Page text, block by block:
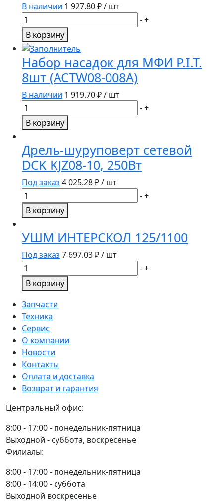
В наличии 1 927.80₽ / шт
Количество
товара
Набор
насадок
для
МФИ
P.I.T.
17шт
(ACTW08-
017A)
-+
В корзину
Набор насадок для МФИ P.I.T.
8шт (ACTW08-008A)
В наличии 1 919.70₽ / шт
Количество
товара
Набор
для
МФИ
P.I.T.
8шт
(ACTW08-
008A)
-+
В корзину
Дрель-шуруповерт сетевой
DCK KJZ08-10, 250Вт
Под заказ 4 025.28₽ / шт
Количество
товара
Дрель-
сетевой
DCK
KJZ08-
10,
250Вт
-+
В корзину
УШМ ИНТЕРСКОЛ 125/1100
Под заказ 7 697.03₽ / шт
Количество
товара
УШМ
ИНТЕРСКОЛ
125/1100
-+
В корзину
Запчасти
Техника
Сервис
О компании
Новости
Контакты
Оплата и доставка
Возврат и гарантия
Центральный офис:
8:00 - 17:00 - понедельник-пятница
Выходной - суббота, воскресенье
Филиалы:
8:00 - 17:00 - понедельник-пятница
8:00 - 14:00 - суббота
Выходной воскресенье